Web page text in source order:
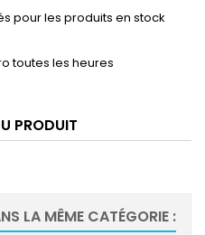
pour les produits en stock
toutes les heures
PRODUIT
LA MÊME CATÉGORIE :